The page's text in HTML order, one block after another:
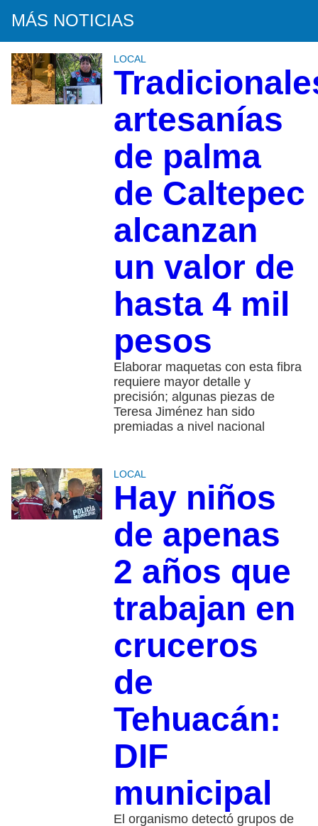
MÁS NOTICIAS
LOCAL
artesanías
de palma
de Caltepec
alcanzan
un valor de
hasta 4 mil
pesos
Elaborar maquetas con esta fibra
requiere mayor detalle y
precisión; algunas piezas de
Teresa Jiménez han sido
premiadas a nivel nacional
LOCAL
Hay niños
de apenas
2 años que
trabajan en
cruceros
de
Tehuacán:
DIF
municipal
El organismo detectó grupos de